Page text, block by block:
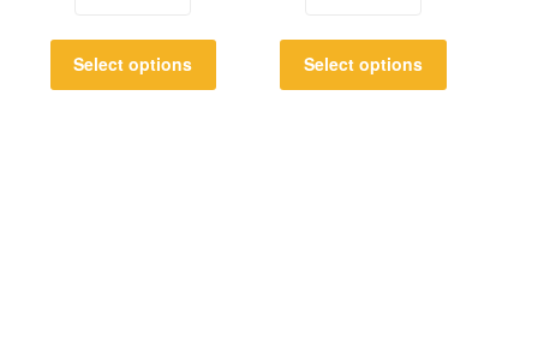
Select options Select options